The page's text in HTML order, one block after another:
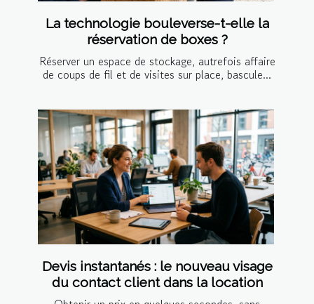
La technologie bouleverse-t-elle la
réservation de boxes ?
Réserver un espace de stockage, autrefois affaire
de coups de fil et de visites sur place, bascule...
Devis instantanés : le nouveau visage
du contact client dans la location